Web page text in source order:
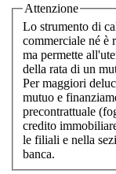
Attenzione
Lo strumento di
commerciale né è
ma permette
della rata di un
Per maggiori
mutuo e
precontrattuale
credito
le filiali e nella
banca.